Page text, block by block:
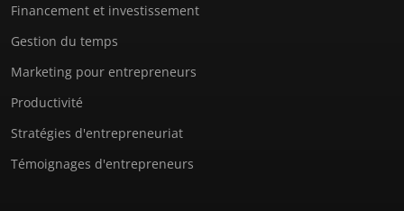
Financement et investissement
Gestion du temps
Marketing pour entrepreneurs
Productivité
Stratégies d'entrepreneuriat
Témoignages d'entrepreneurs